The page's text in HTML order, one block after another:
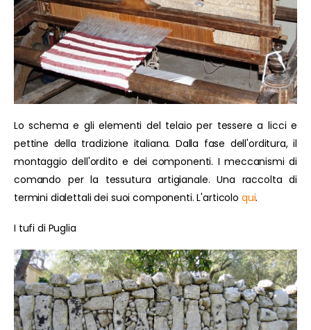
Lo schema e gli elementi del telaio per tessere a licci e
pettine della tradizione italiana. Dalla fase dell'orditura, il
montaggio dell'ordito e dei componenti. I meccanismi di
comando per la tessutura artigianale. Una raccolta di
termini dialettali dei suoi componenti. L'articolo qui.
I tufi di Puglia